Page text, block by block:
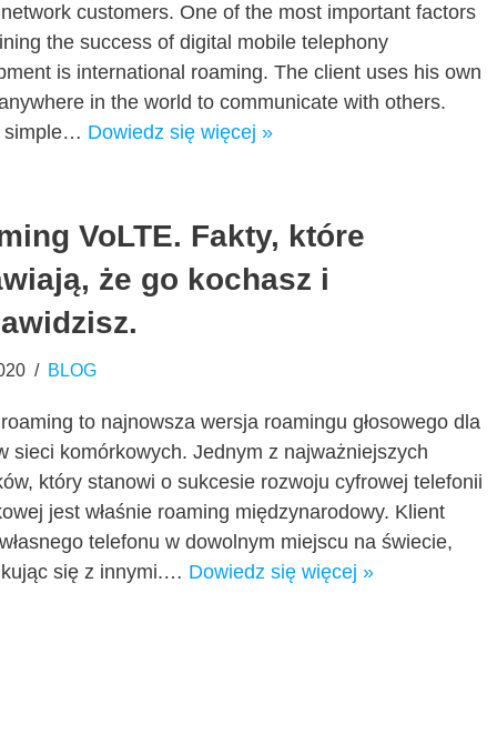
customers. One of the most important factors
the success of digital mobile telephony
is international roaming. The client uses his own
in the world to communicate with others.
simple… Dowiedz się więcej »
VoLTE. Fakty, które
że go kochasz i
BLOG
to najnowsza wersja roamingu głosowego dla
sieci komórkowych. Jednym z najważniejszych
który stanowi o sukcesie rozwoju cyfrowej telefonii
jest właśnie roaming międzynarodowy. Klient
telefonu w dowolnym miejscu na świecie,
się z innymi.… Dowiedz się więcej »